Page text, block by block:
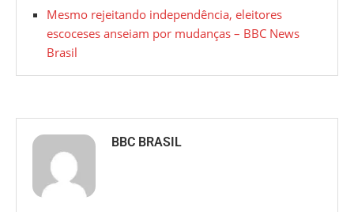
Mesmo rejeitando independência, eleitores
escoceses anseiam por mudanças – BBC News
Brasil
BBC BRASIL